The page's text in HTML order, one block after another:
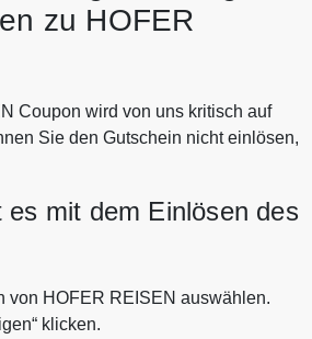
Anspruch auf den Gutschein.
zu HOFER
Coupon wird von uns kritisch auf
Sie den Gutschein nicht einlösen,
es mit dem Einlösen des
von HOFER REISEN auswählen.
klicken.